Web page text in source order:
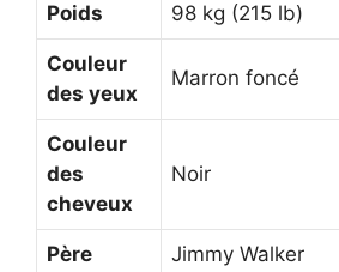
Poids 98 kg (215 lb)
Couleur
des yeux
Marron foncé
Couleur
des
cheveux
Noir
Père Jimmy Walker